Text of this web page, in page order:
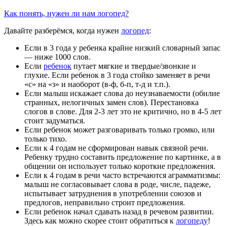
Как понять, нужен ли нам логопед?
Давайте разберёмся, когда нужен логопед:
Если в 3 года у ребенка крайне низкий словарный запас
— ниже 1000 слов.
Если ребенок путает мягкие и твердые/звонкие и
глухие. Если ребенок в 3 года стойко заменяет в речи
«с» на «з» и наоборот (в-ф, б-п, т-д и т.п.).
Если малыш искажает слова до неузнаваемости (обилие
странных, нелогичных замен слов). Перестановка
слогов в слове. Для 2-3 лет это не критично, но в 4-5 лет
стоит задуматься.
Если ребенок может разговаривать только громко, или
только тихо.
Если к 4 годам не сформирован навык связной речи.
Ребенку трудно составить предложение по картинке, а в
общении он использует только короткие предложения.
Если к 4 годам в речи часто встречаются аграмматизмы:
малыш не согласовывает слова в роде, числе, падеже,
испытывает затруднения в употреблении союзов и
предлогов, неправильно строит предложения.
Если ребенок начал сдавать назад в речевом развитии.
Здесь как можно скорее стоит обратиться к логопеду!